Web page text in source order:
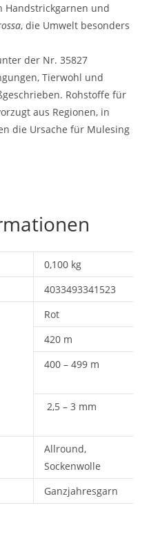
Handstrickgarnen und
, die Umwelt besonders
der Nr. 35827
Tierwohl und
Rohstoffe für
aus Regionen, in
die Ursache für Mulesing
0,100 kg
4033493341523
Rot
420 m
400 – 499 m
2,5 – 3 mm
Allround,
Sockenwolle
Ganzjahresgarn